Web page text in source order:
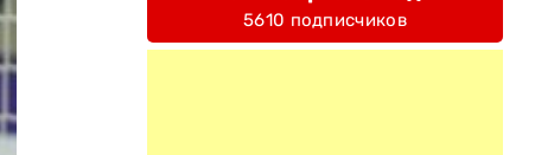
5610 подписчиков